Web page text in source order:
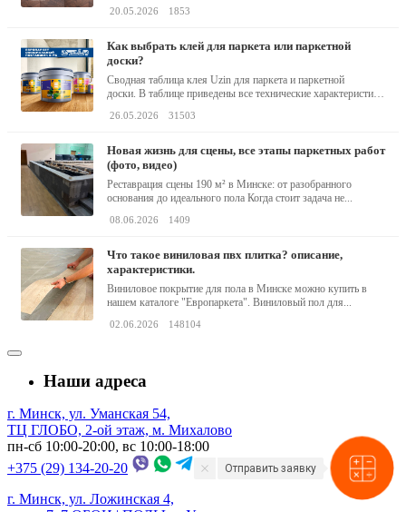
20.05.2026 1853
как выбрать клей для паркета или паркетной
доски?
Сводная таблица клея Uzin для паркета и паркетной
доски. В таблице приведены все технические характеристики
26.05.2026 31503
новая жизнь для сцены, все этапы паркетных работ
(фото, видео)
Реставрация сцены 190 м² в Минске: от разобранного
основания до идеального пола Когда стоит задача не...
08.06.2026 1409
что такое виниловая пвх плитка? описание,
характеристики.
Виниловое покрытие для пола в Минске можно купить в
нашем каталоге "Европаркета". Виниловый пол для...
02.06.2026 148104
Наши адреса
г. Минск, ул. Уманская 54,
ТЦ ГЛОБО, 2-ой этаж, м. Михалово
пн-сб 10:00-20:00, вс 10:00-18:00
+375 (29) 134-20-20
г. Минск, ул. Ложинская 4,
Отправить заявку